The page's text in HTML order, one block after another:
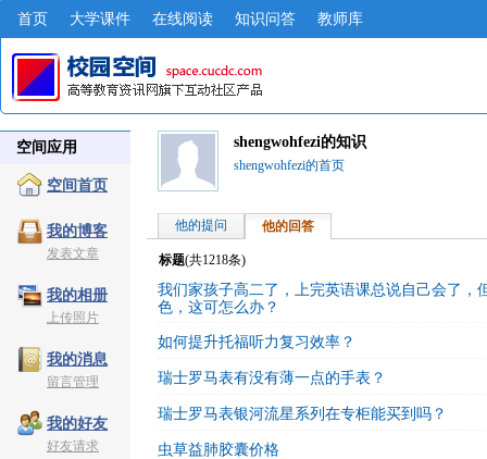
首页 大学课件 在线阅读 知识问答 教师库
空间应用
空间首页
我的博客
发表文章
我的相册
上传照片
我的消息
留言管理
我的好友
好友请求
shengwohfezi的知识
shengwohfezi的首页
他的提问 他的回答
标题(共1218条)
我们家孩子高二了，上完英语课总说自己会了，
色，这可怎么办？
如何提升托福听力复习效率？
瑞士罗马表有没有薄一点的手表？
瑞士罗马表银河流星系列在专柜能买到吗？
虫草益肺胶囊价格